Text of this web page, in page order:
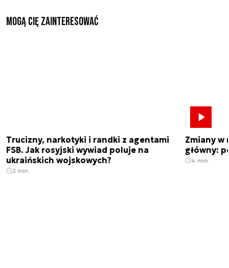
Mogą Cię zainteresować
Trucizny, narkotyki i randki z agentami
FSB. Jak rosyjski wywiad poluje na
ukraińskich wojskowych?
2 min.
Zmiany w
główny:
4 min.